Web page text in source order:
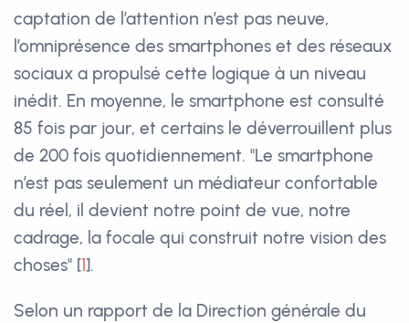
captation de l’attention n’est pas neuve,
l’omniprésence des smartphones et des réseaux
sociaux a propulsé cette logique à un niveau
inédit. En moyenne, le smartphone est consulté
85 fois par jour, et certains le déverrouillent plus
de 200 fois quotidiennement. "Le smartphone
n’est pas seulement un médiateur confortable
du réel, il devient notre point de vue, notre
cadrage, la focale qui construit notre vision des
choses" [1].
Selon un rapport de la Direction générale du